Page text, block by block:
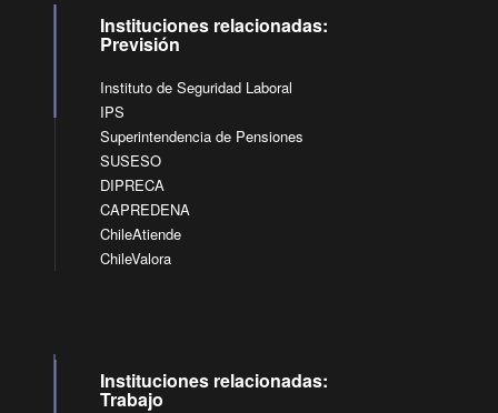
Instituciones relacionadas:
Previsión
Instituto de Seguridad Laboral
IPS
Superintendencia de Pensiones
SUSESO
DIPRECA
CAPREDENA
ChileAtiende
ChileValora
Instituciones relacionadas:
Trabajo